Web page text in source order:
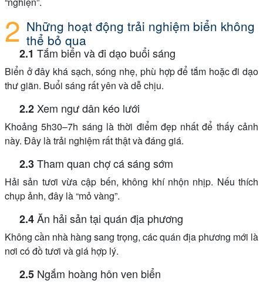
Những hoạt động trải nghiệm biển không
thể bỏ qua
Tắm biển và đi dạo buổi sáng
Biển ở đây khá sạch, sóng nhẹ, phù hợp để tắm hoặc đi dạo
thư giãn. Buổi sáng rất yên và dễ chịu.
Xem ngư dân kéo lưới
Khoảng 5h30–7h sáng là thời điểm đẹp nhất để thấy cảnh
này. Đây là trải nghiệm rất thật và đáng giá.
Tham quan chợ cá sáng sớm
Hải sản tươi vừa cập bến, không khí nhộn nhịp. Nếu thích
chụp ảnh, đây là “mỏ vàng”.
Ăn hải sản tại quán địa phương
Không cần nhà hàng sang trọng, các quán địa phương mới là
nơi có đồ tươi và giá hợp lý.
Ngắm hoàng hôn ven biển